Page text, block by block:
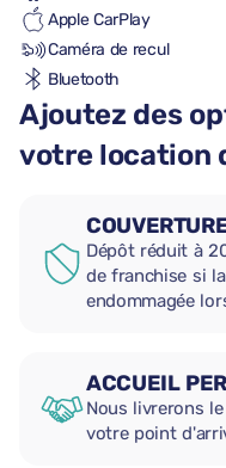
Apple CarPlay
Caméra de recul
Bluetooth
Ajoutez des
votre location
Dépôt réduit à
de franchise si
endommagée
ACCUEIL
Nous livrerons
votre point